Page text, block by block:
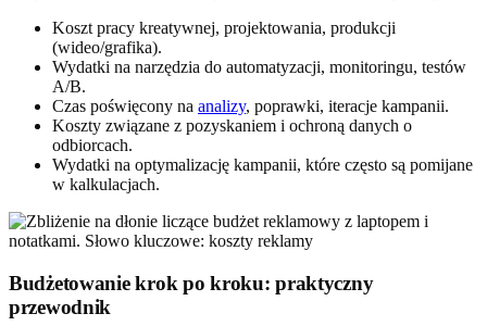
Koszt pracy kreatywnej, projektowania, produkcji
(wideo/grafika).
Wydatki na narzędzia do automatyzacji, monitoringu, testów
A/B.
Czas poświęcony na analizy, poprawki, iteracje kampanii.
Koszty związane z pozyskaniem i ochroną danych o
odbiorcach.
Wydatki na optymalizację kampanii, które często są pomijane
w kalkulacjach.
Budżetowanie krok po kroku: praktyczny
przewodnik